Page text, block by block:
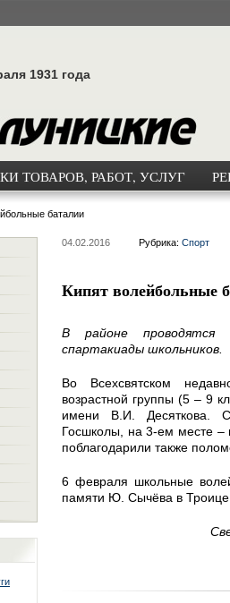
1931 года
ТОВАРОВ, РАБОТ, УСЛУГ
баталии
04.02.2016 Рубрика: Спорт
Кипят волейбольные
В районе проводятся
спартакиады школьников.
Во Всехсвятском
возрастной группы (5 – 9
имени В.И. Десяткова.
Госшколы, на 3-ем месте –
поблагодарили также
6 февраля школьные
памяти Ю. Сычёва в